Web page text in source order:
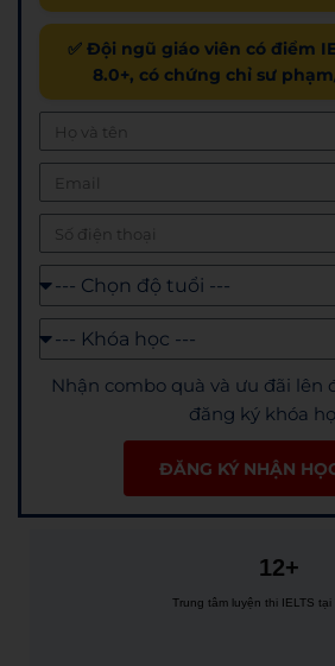
✅ Đội ngũ giáo viên có điểm
8.0+, có chứng chỉ sư phạm/
Nhận combo quà và ưu đãi lên
đăng ký khóa
ĐĂNG KÝ NHẬN
12+
Trung tâm luyện thi IELTS tại